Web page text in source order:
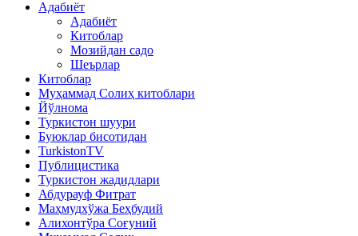
Адабиёт
Адабиёт
Китоблар
Мозийдан садо
Шеърлар
Китоблар
Муҳаммад Солиҳ китоблари
Йўлнома
Туркистон шуури
Буюклар бисотидан
TurkistonTV
Публицистика
Туркистон жадидлари
Абдурауф Фитрат
Маҳмудхўжа Беҳбудий
Алихонтўра Соғуний